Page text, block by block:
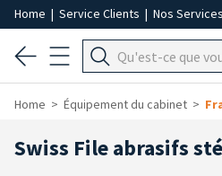
Home | Service Clients | Nos Services
Home Équipement du cabinet
Swiss File abrasifs